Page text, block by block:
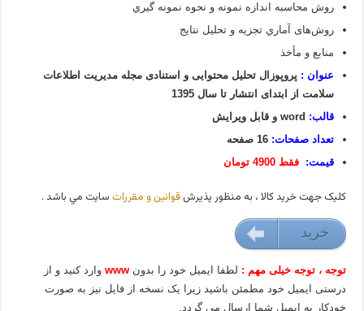
روش محاسبه اندازه نمونه و نحوه نمونه گيري
روش‌های آماري تجزيه و تحليل نتايج
منابع و مأخذ
عنوان : پروپوزال تحلیل محتوایی و استنادی مجله مدیریت اطلاعات
سلامت از ابتدای انتشار تا سال 1395
قالب:
تعداد صفحات: 16 صفحه
قیمت:فقط 4900 تومان
کليک جهت خريد کالا ، به منظور پذيرشقوانين و مقررات سايت مي باشد .
49000 تومان خريد
توجه ، توجه خیلی مهم : لطفا ایمیل خود را بدون www وارد کنید و از
درستی ایمیل خود مطمئن باشید زیرا یک نسخه از فایل نیز به صورت
خودکار به ایمیل شما ارسال می گردد.